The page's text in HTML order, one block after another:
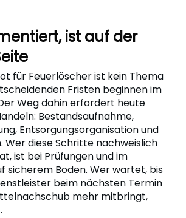
ist auf der
für Feuerlöscher ist kein Thema
Fristen beginnen im
Weg dahin erfordert heute
Bestandsaufnahme,
Entsorgungsorganisation und
Wer diese Schritte nachweislich
ist bei Prüfungen und im
sicherem Boden. Wer wartet, bis
beim nächsten Termin
mehr mitbringt,